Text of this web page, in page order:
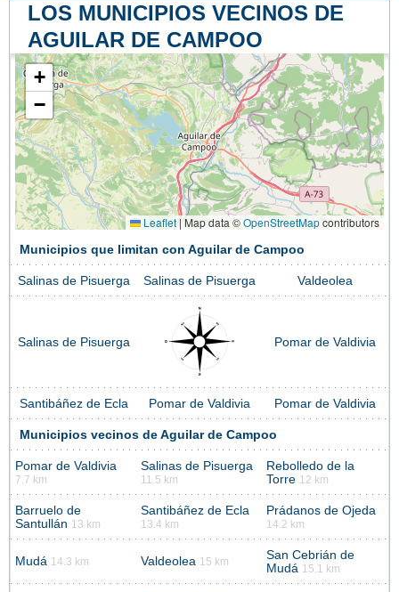
LOS MUNICIPIOS VECINOS DE
AGUILAR DE CAMPOO
+
−
Leaflet |Map data ©OpenStreetMapcontributors
Municipios que limitan con Aguilar de Campoo
Salinas de Pisuerga Salinas de Pisuerga Valdeolea
Salinas de Pisuerga Pomar de Valdivia
Santibáñez de Ecla Pomar de Valdivia Pomar de Valdivia
Municipios vecinos de Aguilar de Campoo
Pomar de Valdivia
7.7 km
Salinas de Pisuerga
11.5 km
Rebolledo de la
Torre 12 km
Barruelo de
Santullán 13 km
Santibáñez de Ecla
13.4 km
Prádanos de Ojeda
14.2 km
Mudá 14.3 km Valdeolea 15 km
San Cebrián de
Mudá 15.1 km